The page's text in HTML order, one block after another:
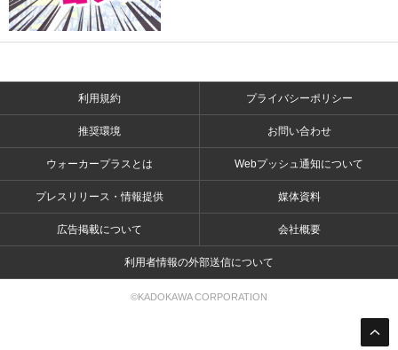
利用規約 プライバシーポリシー
推奨環境 お問い合わせ
ウォーカープラスとは Webプッシュ通知について
プレスリリース・情報提供 媒体資料
広告掲載について 会社概要
利用者情報の外部送信について
©KADOKAWA CORPORATION